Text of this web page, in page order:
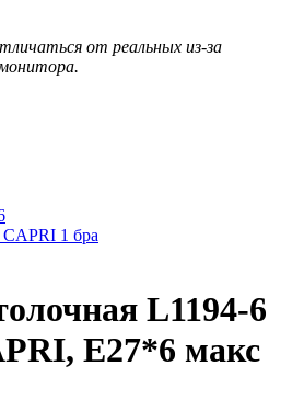
от реальных из-за
1 бра
L1194-6
Е27*6 макс